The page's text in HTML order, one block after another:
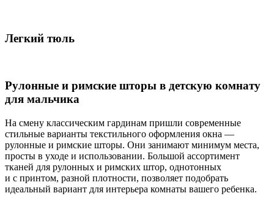
Легкий тюль
Рулонные и римские шторы в детскую комнату
для мальчика
На смену классическим гардинам пришли современные
стильные варианты текстильного оформления окна —
рулонные и римские шторы. Они занимают минимум места,
просты в уходе и использовании. Большой ассортимент
тканей для рулонных и римских штор, однотонных
и с принтом, разной плотности, позволяет подобрать
идеальный вариант для интерьера комнаты вашего ребенка.